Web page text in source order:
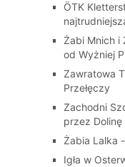
ÖTK
Żabi Mnich i
od Wyżniej
Zawratowa
Przełęczy
Zachodni
przez Dolinę
Żabia Lalka
Igła w